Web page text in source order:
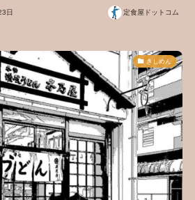
日 定食屋ドットコム
きしめん